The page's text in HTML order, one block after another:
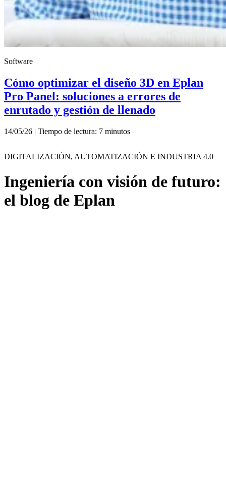
DIGITALIZACIÓN, AUTOMATIZACIÓN E INDUSTRIA 4.0
Ingeniería con visión de futuro:
el blog de Eplan
Software
Cómo optimizar el diseño 3D en Eplan
Pro Panel: soluciones a errores de
enrutado y gestión de llenado
14/05/26 | Tiempo de lectura: 7 minutos